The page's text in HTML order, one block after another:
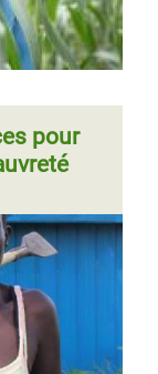
pour